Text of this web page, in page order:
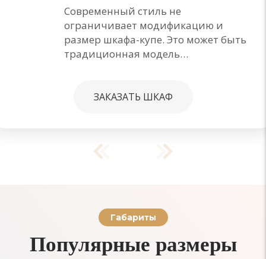
Современный стиль не
ограничивает модификацию и
размер шкафа-купе. Это может быть
традиционная модель…
ЗАКАЗАТЬ ШКАФ
Габариты
Популярные размеры